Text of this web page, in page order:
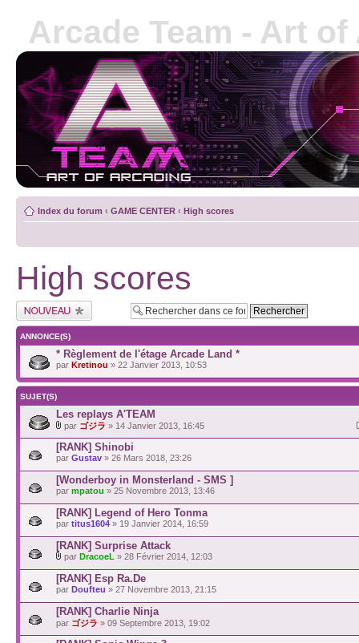
Arcade Team - Art
Index du forum ‹ GAME CENTER ‹ High scores
High scores
ANNONCE(S)
* Règlement de l'étage Arcade Land *
par Kretinou » 22 Janvier 2013, 10:53
SUJET(S)
Les replays A'TEAM
par ゴジラ » 14 Janvier 2013, 16:45
[RANK] Shinobi
par Gustav » 26 Mars 2018, 23:26
[Wonderboy in Monsterland - SMS ]
par mpatou » 25 Novembre 2013, 13:46
[RANK] Legend of Hero Tonma
par titus1604 » 19 Janvier 2014, 16:59
[RANK] Surprise Attack
par DracoeL » 28 Février 2014, 12:03
[RANK] Esp Ra.De
par Doufteu » 27 Novembre 2013, 21:15
[RANK] Charlie Ninja
par ゴジラ » 09 Septembre 2013, 19:02